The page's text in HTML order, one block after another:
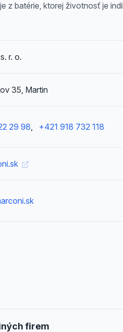
z batérie, ktorej životnosť je
r. o.
35, Martin
29 98, +421 918 732 118
firem